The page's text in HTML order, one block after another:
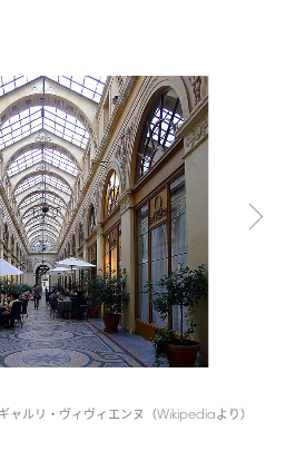
ャルリ・ヴィヴィエンヌ（Wikipediaより）